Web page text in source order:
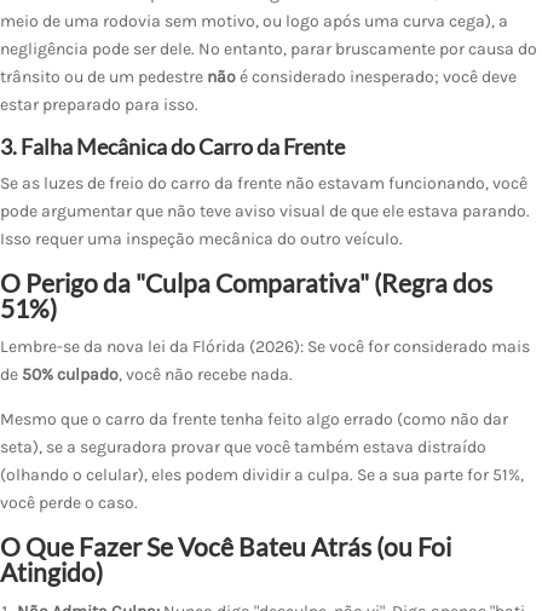
meio de uma rodovia sem motivo, ou logo após uma curva cega), a
negligência pode ser dele. No entanto, parar bruscamente por causa do
trânsito ou de um pedestre nãoé considerado inesperado; você deve
estar preparado para isso.
3. Falha Mecânica do Carro da Frente
Se as luzes de freio do carro da frente não estavam funcionando, você
pode argumentar que não teve aviso visual de que ele estava parando.
Isso requer uma inspeção mecânica do outro veículo.
O Perigo da "Culpa Comparativa" (Regra dos
51%)
Lembre-se da nova lei da Flórida (2026): Se você for considerado mais
de 50% culpado, você não recebe nada.
Mesmo que o carro da frente tenha feito algo errado (como não dar
seta), se a seguradora provar que você também estava distraído
(olhando o celular), eles podem dividir a culpa. Se a sua parte for 51%,
você perde o caso.
O Que Fazer Se Você Bateu Atrás (ou Foi
Atingido)